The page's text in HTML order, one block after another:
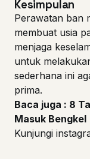
Kesimpulan
Perawatan ban
membuat usia
menjaga
untuk
sederhana ini
prima.
Baca juga : 8
Masuk Bengkel
Kunjungi